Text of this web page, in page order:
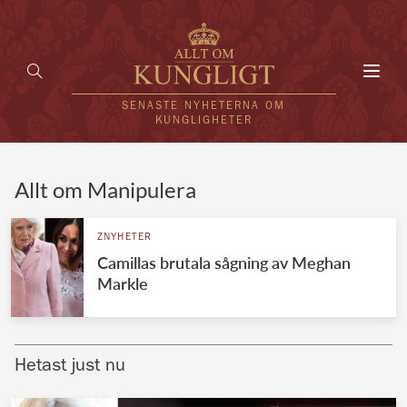
SENASTE NYHETERNA OM
KUNGLIGHETER
UTLÄNDSKT
VÄRLDENS KUNGAHUS
Brittiska kungahuset
Allt om Manipulera
ZNYHETER
Camillas brutala sågning av Meghan
Markle
Hetast just nu